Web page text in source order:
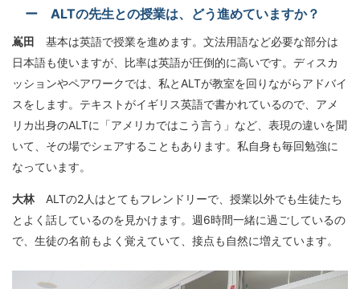
ー ALTの先生との授業は、どう進めていますか？
嶌田 基本は英語で授業を進めます。文法用語など必要な部分は
日本語も使いますが、比率は英語が圧倒的に高いです。ディスカ
ッションやペアワークでは、私とALTが教室を回りながらアドバイ
スをします。テキストがイギリス英語で書かれているので、アメ
リカ出身のALTに「アメリカではこう言う」など、表現の違いを聞
いて、その場でシェアすることもあります。私自身も毎回勉強に
なっています。
大林ALTの2人はとてもフレンドリーで、授業以外でも生徒たち
とよく話しているのを見かけます。週6時間一緒に過ごしているの
で、生徒の名前もよく覚えていて、接点も自然に増えています。